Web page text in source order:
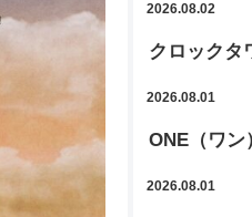
2026.08.02
クロックタ
2026.08.01
ONE（ワン
2026.08.01